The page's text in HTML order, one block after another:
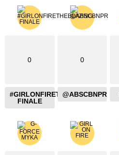
0
#GIRLONFIRETHEBLAZING
FINALE
0
@ABSCBNPR